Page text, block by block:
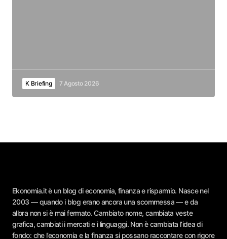
K Briefing 7 Agosto 2026
Ekonomia.it è un blog di economia, finanza e risparmio. Nasce nel
2003 — quando i blog erano ancora una scommessa — e da
allora non si è mai fermato. Cambiato nome, cambiata veste
grafica, cambiati i mercati e i linguaggi. Non è cambiata l’idea di
fondo: che l’economia e la finanza si possano raccontare con rigore